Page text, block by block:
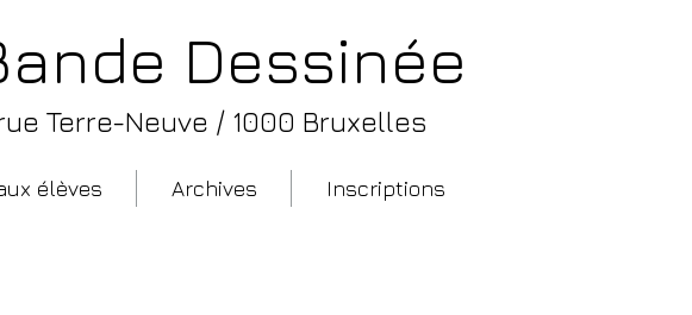
Dessinée
Terre-Neuve / 1000 Bruxelles
élèves Archives Inscriptions